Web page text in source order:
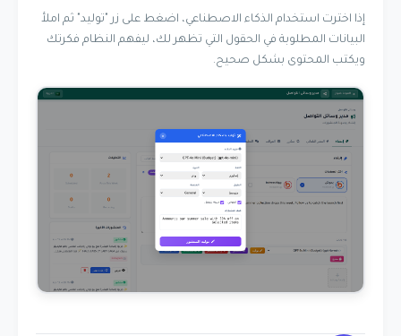
إذا اخترت استخدام الذكاء الاصطناعي، اضغط على زر "توليد" ثم املأ
البيانات المطلوبة في الحقول التي تظهر لك، ليفهم النظام فكرتك
ويكتب المحتوى بشكل صحيح.